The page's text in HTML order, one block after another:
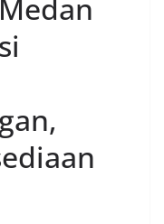
Kemerdekaan RI
di lingkungan
yang berlangsung
warga,
dan kenyamanan
membuka ruang
dapat
informasi terkait
satu
dalam kegiatan
kepada warga untuk
secara penuh,